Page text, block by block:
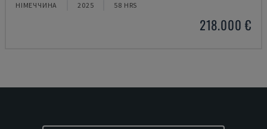
НІМЕЧЧИНА 2025 58 HRS
218.000 €